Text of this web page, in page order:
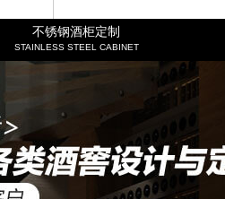
不锈钢酒柜定制
STAINLESS STEEL CABINET